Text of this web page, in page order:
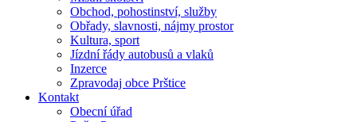
Obchod, pohostinství, služby
Obřady, slavnosti, nájmy prostor
Kultura, sport
Jízdní řády autobusů a vlaků
Inzerce
Zpravodaj obce Prštice
Kontakt
Obecní úřad